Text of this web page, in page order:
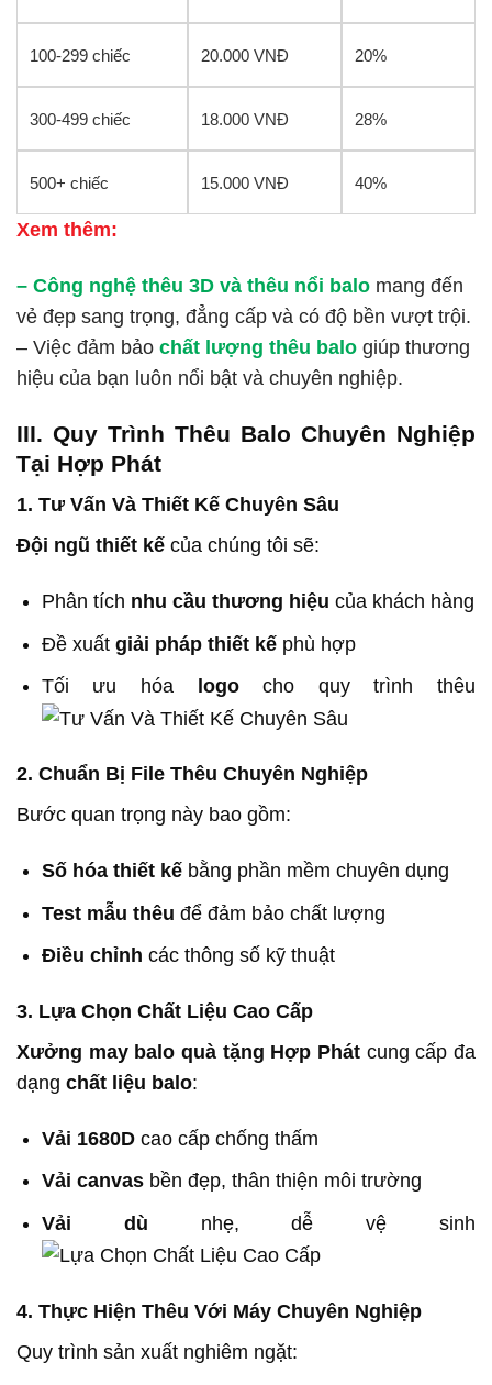
100-299 chiếc 20.000 VNĐ 20%
300-499 chiếc 18.000 VNĐ 28%
500+ chiếc 15.000 VNĐ 40%
Xem thêm:
– Công nghệ thêu 3D và thêu nổi balo mang đến
vẻ đẹp sang trọng, đẳng cấp và có độ bền vượt trội.
– Việc đảm bảo chất lượng thêu balo giúp thương
hiệu của bạn luôn nổi bật và chuyên nghiệp.
III. Quy Trình Thêu Balo Chuyên Nghiệp
Tại Hợp Phát
1. Tư Vấn Và Thiết Kế Chuyên Sâu
Đội ngũ thiết kế của chúng tôi sẽ:
Phân tích nhu cầu thương hiệu của khách hàng
Đề xuất giải pháp thiết kếphù hợp
Tối ưu hóa
logocho quy trình thêu
2. Chuẩn Bị File Thêu Chuyên Nghiệp
Bước quan trọng này bao gồm:
Số hóa thiết kếbằng phần mềm chuyên dụng
Test mẫu thêu để đảm bảo chất lượng
Điều chỉnh các thông số kỹ thuật
3. Lựa Chọn Chất Liệu Cao Cấp
Xưởng may balo quà tặng Hợp Phát cung cấp đa
dạng chất liệu balo:
Vải 1680Dcao cấp chống thấm
Vải canvasbền đẹp, thân thiện môi trường
Vải dù nhẹ, dễ vệ sinh
4. Thực Hiện Thêu Với Máy Chuyên Nghiệp
Quy trình sản xuất nghiêm ngặt: